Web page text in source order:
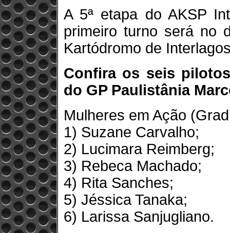
A 5ª etapa do AKSP
primeiro turno será no
Kartódromo de
Confira os seis
do GP Paulistânia
Mulheres em Ação
1) Suzane Carvalho;
2) Lucimara Reimberg;
3) Rebeca Machado;
4) Rita Sanches;
5) Jéssica Tanaka;
6) Larissa Sanjugliano.